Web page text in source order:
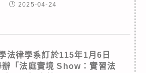
2025-04-24
法律學系訂於115年1月6日
辦「法庭實境 Show：實習法